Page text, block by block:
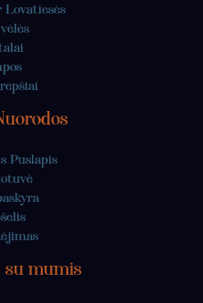
Puslapis
su mumis